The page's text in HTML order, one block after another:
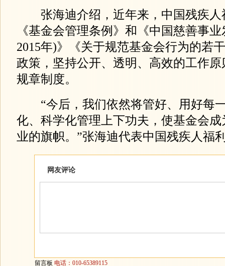
张海迪介绍，近年来，中国残疾人
《基金会管理条例》和《中国慈善事
2015年)》《关于规范基金会行为的若
政策，坚持公开、透明、高效的工作
规章制度。
“今后，我们依然将管好、用好每
化、科学化管理上下功夫，使基金会
业的旗帜。”张海迪代表中国残疾人福
网友评论
留言板 电话：010-65389115